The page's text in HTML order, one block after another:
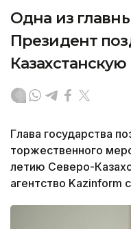
Одна из
Президент
Глава государства
торжественного
летию Северо-
агентство Kazinform